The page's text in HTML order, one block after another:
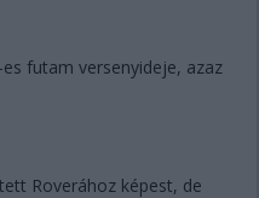
futam versenyideje, azaz
Roverához képest, de